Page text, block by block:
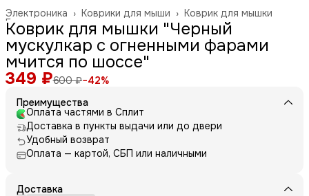
Коврик для мышки
Коврики для мыши ›
Электроника ›
Главная
Коврик для мышки "Черный
мускулкар с огненными фарами
мчится по шоссе"
349 ₽600 ₽−42%
Преимущества
Оплата частями в Сплит
Доставка в пункты выдачи или до двери
Удобный возврат
Оплата — картой, СБП или наличными
Доставка